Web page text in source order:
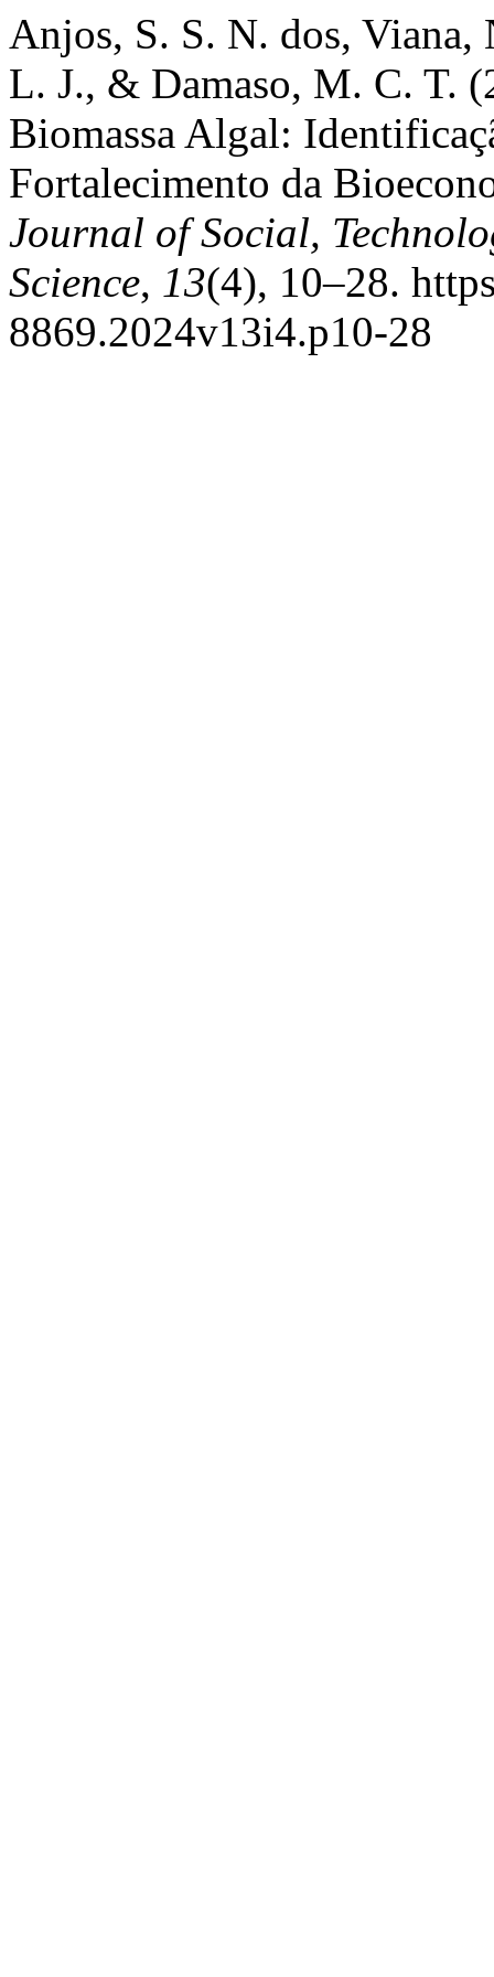
Anjos, S. S. N. dos, Viana,
L. J., & Damaso, M. C. T.
Biomassa Algal:
Fortalecimento da
Journal of Social,
Science, 13(4), 10–28.
8869.2024v13i4.p10-28